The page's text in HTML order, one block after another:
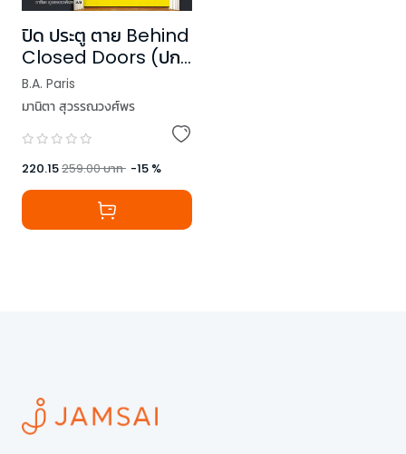
ปิด ประตู ตาย Behind
Closed Doors (ปก
ใหม่)
B.A. Paris
มานิตา สุวรรณวงศ์พร
220.15259.00บาท -15 %